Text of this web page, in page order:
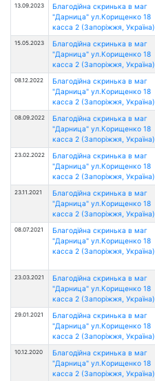
13.09.2023
Благодійна скринька в маг
"Дарница" ул.Корищенко 18
касса 2 (Запоріжжя, Україна)
15.05.2023
Благодійна скринька в маг
"Дарница" ул.Корищенко 18
касса 2 (Запоріжжя, Україна)
08.12.2022
Благодійна скринька в маг
"Дарница" ул.Корищенко 18
касса 2 (Запоріжжя, Україна)
08.09.2022
Благодійна скринька в маг
"Дарница" ул.Корищенко 18
касса 2 (Запоріжжя, Україна)
23.02.2022
Благодійна скринька в маг
"Дарница" ул.Корищенко 18
касса 2 (Запоріжжя, Україна)
23.11.2021
Благодійна скринька в маг
"Дарница" ул.Корищенко 18
касса 2 (Запоріжжя, Україна)
08.07.2021
Благодійна скринька в маг
"Дарница" ул.Корищенко 18
касса 2 (Запоріжжя, Україна)
23.03.2021
Благодійна скринька в маг
"Дарница" ул.Корищенко 18
касса 2 (Запоріжжя, Україна)
29.01.2021
Благодійна скринька в маг
"Дарница" ул.Корищенко 18
касса 2 (Запоріжжя, Україна)
10.12.2020
Благодійна скринька в маг
"Дарница" ул.Корищенко 18
касса 2 (Запоріжжя, Україна)